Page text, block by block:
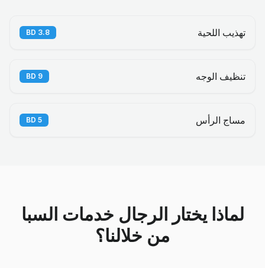
تهذيب اللحية 3.8
BD
تنظيف الوجه 9
BD
مساج الرأس 5
BD
لماذا يختار الرجال خدمات السبا
من خلالنا؟